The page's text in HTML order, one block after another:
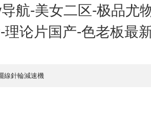
航-美女二区-极品尤
论片国产-色老板最
線針輪減速機